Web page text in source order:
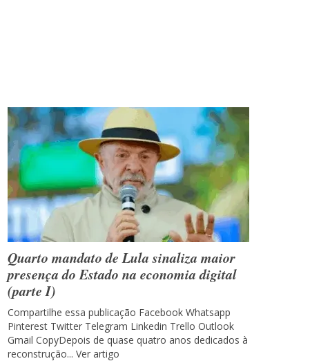
Quarto mandato de Lula sinaliza maior
presença do Estado na economia digital
(parte I)
Compartilhe essa publicação Facebook Whatsapp
Pinterest Twitter Telegram Linkedin Trello Outlook
Gmail CopyDepois de quase quatro anos dedicados à
reconstrução... Ver artigo